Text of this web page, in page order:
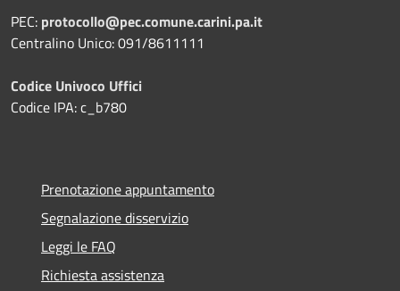
PEC: protocollo@pec.comune.carini.pa.it
Centralino Unico: 091/8611111
Codice Univoco Uffici
Codice IPA: c_b780
Prenotazione appuntamento
Segnalazione disservizio
Leggi le FAQ
Richiesta assistenza